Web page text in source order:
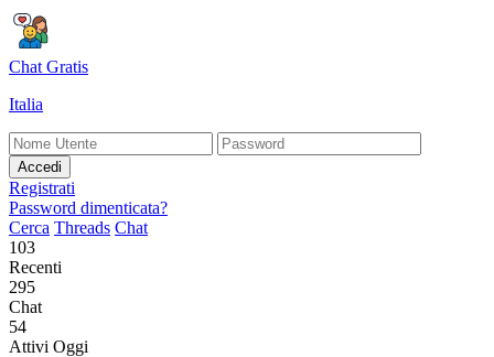
Chat Gratis
Italia
Accedi
Registrati
Password dimenticata?
Cerca Threads Chat
103
Recenti
295
Chat
54
Attivi Oggi